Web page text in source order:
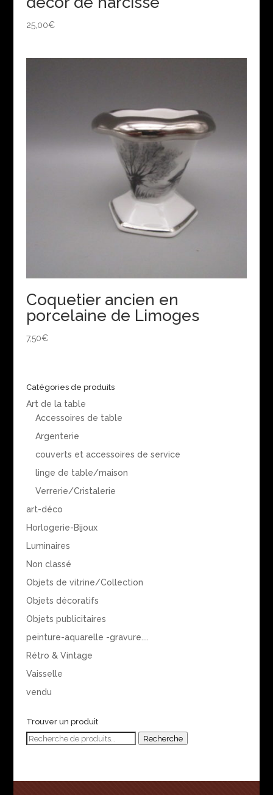
25,00€
Coquetier ancien en
porcelaine de Limoges
7,50€
Catégories de produits
Art de la table
Accessoires de table
Argenterie
couverts et accessoires de service
linge de table/maison
Verrerie/Cristalerie
art-déco
Horlogerie-Bijoux
Luminaires
Non classé
Objets de vitrine/Collection
Objets décoratifs
Objets publicitaires
peinture-aquarelle -gravure....
Rétro & Vintage
Vaisselle
vendu
Trouver un produit
Recherche
Recherche